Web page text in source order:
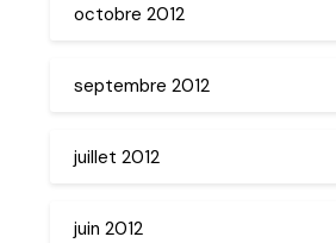
octobre 2012
septembre 2012
juillet 2012
juin 2012